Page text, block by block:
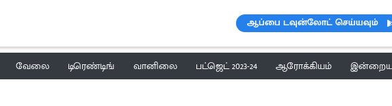
ஆப்பை டவுன்லோட் செய்யவும்
வேலை டிரெண்டிங் வானிலை பட்ஜெட் 2023-24 ஆரோக்கியம் இன்றைய